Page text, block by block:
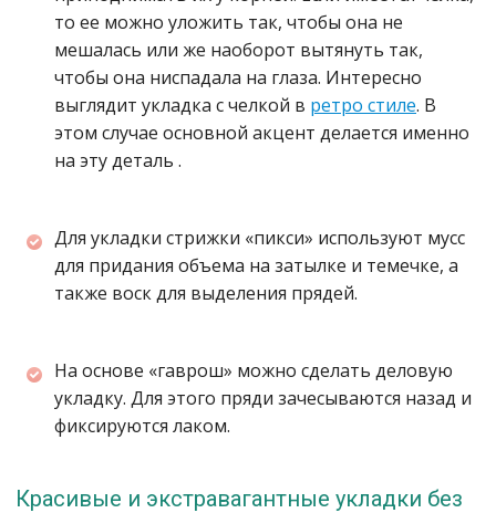
то ее можно уложить так, чтобы она не
мешалась или же наоборот вытянуть так,
чтобы она ниспадала на глаза. Интересно
выглядит укладка с челкой в ретро стиле. В
этом случае основной акцент делается именно
на эту деталь .
Для укладки стрижки «пикси» используют мусс
для придания объема на затылке и темечке, а
также воск для выделения прядей.
На основе «гаврош» можно сделать деловую
укладку. Для этого пряди зачесываются назад и
фиксируются лаком.
Красивые и экстравагантные укладки без